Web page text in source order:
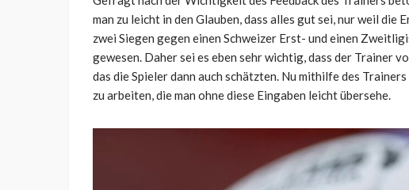
man zu leicht in den Glauben, dass alles gut sei, nur weil die
zwei Siegen gegen einen Schweizer Erst- und einen
gewesen. Daher sei es eben sehr wichtig, dass der Trainer
das die Spieler dann auch schätzten. Nu mithilfe des
zu arbeiten, die man ohne diese Eingaben leicht übersehe.